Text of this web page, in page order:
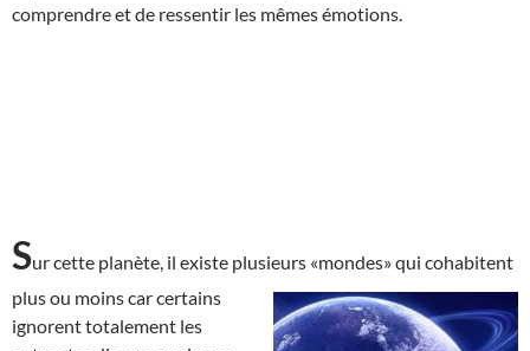
comprendre et de ressentir les mêmes émotions.
Sur cette planète, il existe plusieurs «mondes» qui cohabitent
plus ou moins carcertains
ignorent totalement les